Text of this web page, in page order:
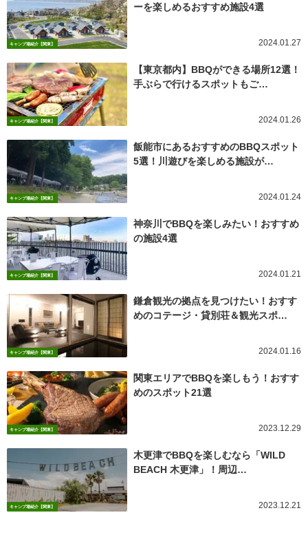
キャンプ場紹介【関東】
ーを楽しめるおすすめ施設4選
2024.01.27
キャンプ場紹介【関東】
【東京都内】BBQができる場所12選！
手ぶらで行けるスポットもご…
2024.01.26
キャンプ場紹介【関東】
飯能市にあるおすすめのBBQスポット
5選！川遊びを楽しめる施設が…
2024.01.24
キャンプ場紹介【関東】
神奈川でBBQを楽しみたい！おすすめ
の施設4選
2024.01.21
キャンプ場紹介【関東】
鎌倉観光の拠点を見つけたい！おすす
めのコテージ・貸別荘＆観光スポ…
2024.01.16
キャンプ場紹介【関東】
関東エリアでBBQを楽しもう！おすす
めのスポット21選
2023.12.29
キャンプ場紹介【関東】
木更津でBBQを楽しむなら「WILD
BEACH 木更津」！周辺…
2023.12.21